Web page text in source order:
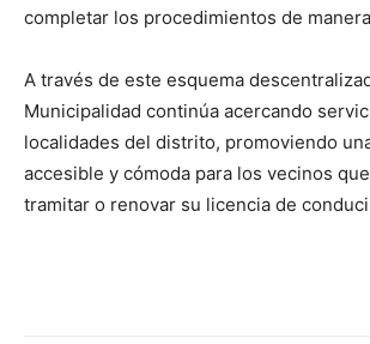
completar los procedimientos de
A través de este esquema
Municipalidad continúa acercando
localidades del distrito, promoviendo
accesible y cómoda para los vecinos
tramitar o renovar su licencia de